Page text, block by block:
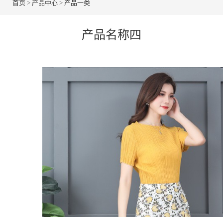
首页 > 产品中心 > 产品一类
产品名称四